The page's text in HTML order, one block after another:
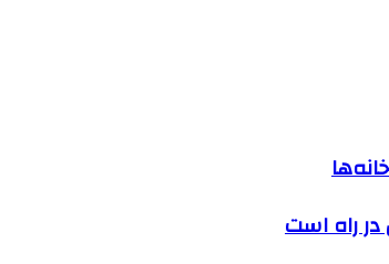
در راه است